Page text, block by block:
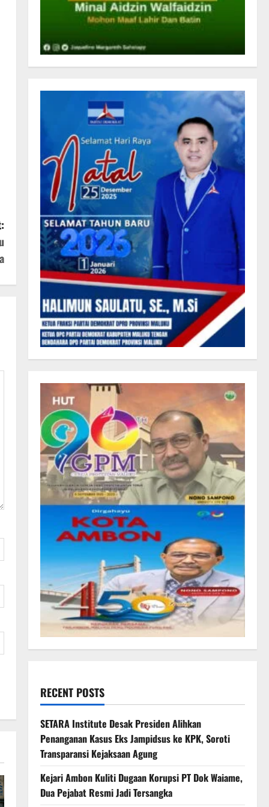
RECENT POSTS
SETARA Institute Desak Presiden Alihkan
Penanganan Kasus Eks Jampidsus ke KPK, Soroti
Transparansi Kejaksaan Agung
Kejari Ambon Kuliti Dugaan Korupsi PT Dok Waiame,
Dua Pejabat Resmi Jadi Tersangka